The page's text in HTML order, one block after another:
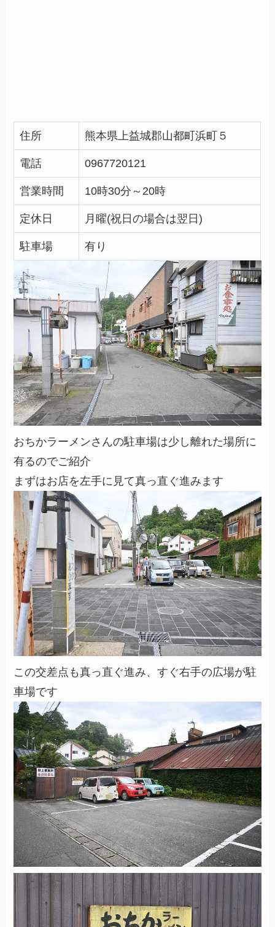
住所 熊本県上益城郡山都町浜町５
電話 0967720121
営業時間 10時30分～20時
定休日 月曜(祝日の場合は翌日)
駐車場 有り
おちかラーメンさんの駐車場は少し離れた場所に
有るのでご紹介
まずはお店を左手に見て真っ直ぐ進みます
この交差点も真っ直ぐ進み、すぐ右手の広場が駐
車場です